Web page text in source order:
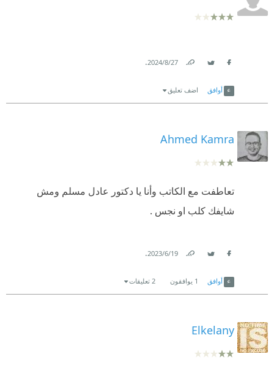
27‏/8‏/2024
.
أوافق اضف تعليق
Ahmed Kamra
تعاطفت مع الكاتب وأنا يا دكتور عادل مسلم ومش
شايفك كلب او نجس .
19‏/6‏/2023
.
أوافق 1 يوافقون 2 تعليقات
Elkelany